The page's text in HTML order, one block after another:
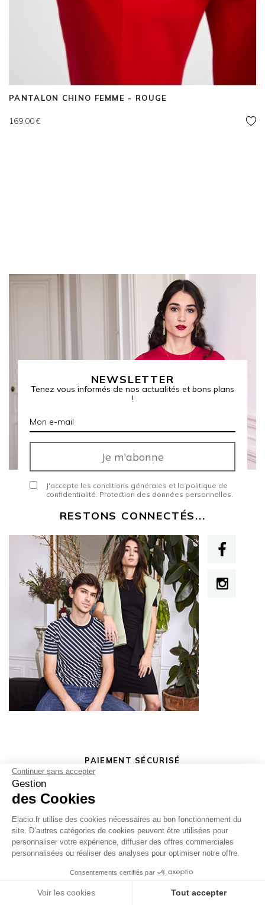
Laissez nous un message
PANTALON CHINO FEMME - ROUGE
Prix
169,00 €
NEWSLETTER
Tenez vous informés de nos actualités et bons plans
!
J'accepte les conditions générales et la politique de
confidentialité. Protection des données personnelles.
RESTONS CONNECTÉS...
PAIEMENT SÉCURISÉ
Carte Bleue, Paypal
En savoir plus
LIVRAISON OFFERTE
A partir de 150€
Continuer sans accepter
Gestion
des Cookies
Elacio.fr utilise des cookies nécessaires au bon fonctionnement du
site. D’autres catégories de cookies peuvent être utilisées pour
personnaliser votre expérience, diffuser des offres commerciales
personnalisées ou réaliser des analyses pour optimiser notre offre.
Consentements certifiés par
Voir les cookies Tout accepter